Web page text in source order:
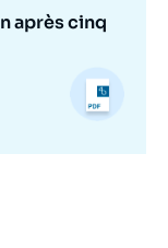
après cinq